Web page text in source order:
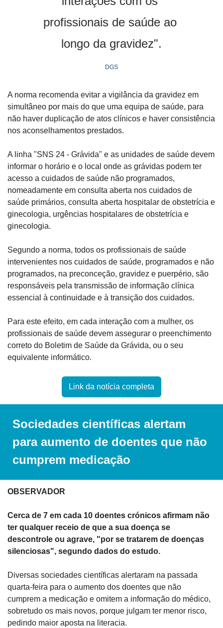
profissionais de saúde ao
longo da gravidez".
DGS
A norma recomenda evitar a vigilância da gravidez em
simultâneo por mais do que uma equipa de saúde, para
não haver duplicação de atos clínicos e haver consistência
nos aconselhamentos prestados.
A linha "SNS 24 - Grávida" e as unidades de saúde devem
informar o horário e o local onde as grávidas podem ter
acesso a cuidados de saúde não programados,
nomeadamente em consulta aberta nos cuidados de
saúde primários, consulta aberta hospitalar de obstetrícia e
ginecologia, urgências hospitalares de obstetrícia e
ginecologia.
Segundo a norma, todos os profissionais de saúde
intervenientes nos cuidados de saúde, programados e não
programados, na preconceção, gravidez e puerpério, são
responsáveis pela transmissão de informação clínica
essencial à continuidade e à transição dos cuidados.
Para este efeito, em cada interação com a mulher, os
profissionais de saúde devem assegurar o preenchimento
correto do Boletim de Saúde da Grávida, ou o seu
equivalente informático.
Link da notícia completa
Sociedades científicas alertam
para aumento de doentes que não
cumprem medicação
OBSERVADOR
Cerca de 7 em cada 10 doentes crónicos afirmam não
ter qualquer receio de que a sua doença se
descontrole ou agrave, "por se tratarem de doenças
silenciosas", segundo dados do estudo.
Diversas sociedades científicas alertaram na passada
quarta-feira para o aumento dos doentes que não
cumprem a medicação e omitem a informação do médico,
sobretudo os mais novos, porque julgam ter menor risco,
pedindo maior aposta na literacia.